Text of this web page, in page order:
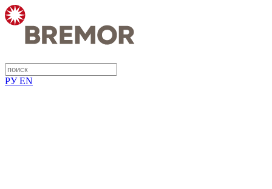
РУ EN